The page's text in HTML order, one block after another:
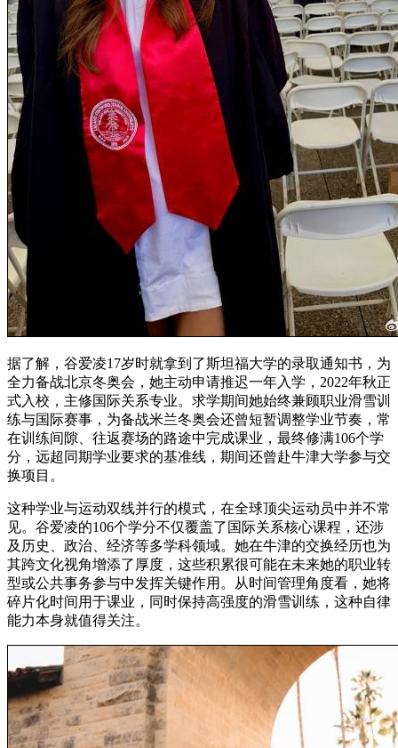
据了解，谷爱凌17岁时就拿到了斯坦福大学的录取通知书，为
全力备战北京冬奥会，她主动申请推迟一年入学，2022年秋正
式入校，主修国际关系专业。求学期间她始终兼顾职业滑雪训
练与国际赛事，为备战米兰冬奥会还曾短暂调整学业节奏，常
在训练间隙、往返赛场的路途中完成课业，最终修满106个学
分，远超同期学业要求的基准线，期间还曾赴牛津大学参与交
换项目。
这种学业与运动双线并行的模式，在全球顶尖运动员中并不常
见。谷爱凌的106个学分不仅覆盖了国际关系核心课程，还涉
及历史、政治、经济等多学科领域。她在牛津的交换经历也为
其跨文化视角增添了厚度，这些积累很可能在未来她的职业转
型或公共事务参与中发挥关键作用。从时间管理角度看，她将
碎片化时间用于课业，同时保持高强度的滑雪训练，这种自律
能力本身就值得关注。